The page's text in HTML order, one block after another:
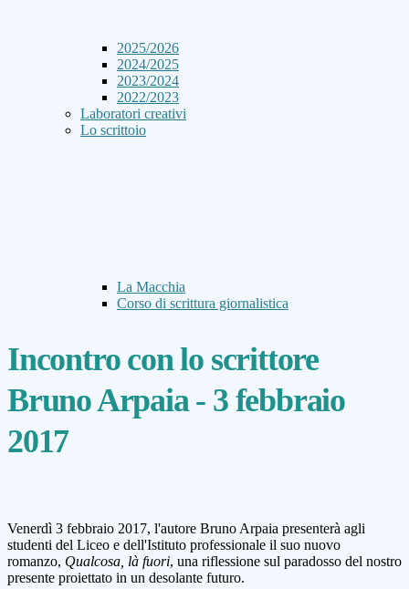
2025/2026
2024/2025
2023/2024
2022/2023
Laboratori creativi
Lo scrittoio
La Macchia
Corso di scrittura giornalistica
Incontro con lo scrittore
Bruno Arpaia - 3 febbraio
2017
Venerdì 3 febbraio 2017, l'autore Bruno Arpaia presenterà agli
studenti del Liceo e dell'Istituto professionale il suo nuovo
romanzo, Qualcosa, là fuori, una riflessione sul paradosso del nostro
presente proiettato in un desolante futuro.